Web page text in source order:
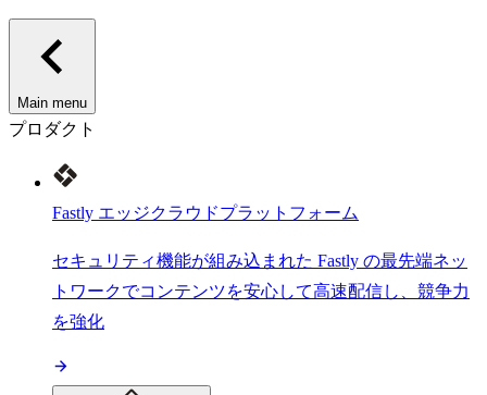
Main menu
プロダクト
Fastly エッジクラウドプラットフォーム
セキュリティ機能が組み込まれた Fastly の最先端ネッ
トワークでコンテンツを安心して高速配信し、競争力
を強化